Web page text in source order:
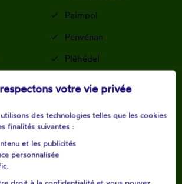
Paimpol
Penvénan
Pléhédel
Ploëzal
Ploubazlanec
votre vie privée
des technologies telles que les cookies
finalités suivantes :
et les publicités
personnalisée